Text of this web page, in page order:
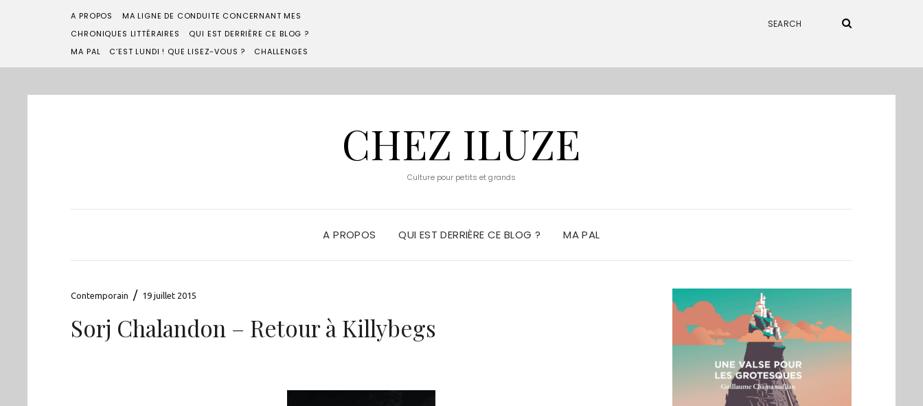
A PROPOS
MA LIGNE DE CONDUITE CONCERNANT MES
CHRONIQUES LITTÉRAIRES
QUI EST DERRIÈRE CE BLOG ?
MA PAL
C’EST LUNDI ! QUE LISEZ-VOUS ? CHALLENGES
CHEZ ILUZE
Culture pour petits et grands
A PROPOS QUI EST DERRIÈRE CE BLOG ? MA PAL
Contemporain / 19 juillet 2015
Sorj Chalandon – Retour à Killybegs